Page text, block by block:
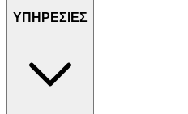
ΥΠΗΡΕΣΙΕΣ